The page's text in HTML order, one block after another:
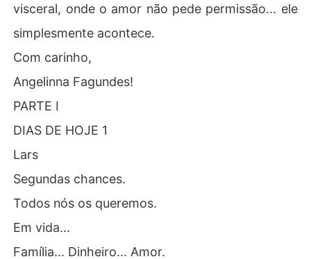
visceral, onde o amor não pede permissão... ele
simplesmente acontece.
Com carinho,
Angelinna Fagundes!
PARTE I
DIAS DE HOJE 1
Lars
Segundas chances.
Todos nós os queremos.
Em vida...
Família... Dinheiro... Amor.